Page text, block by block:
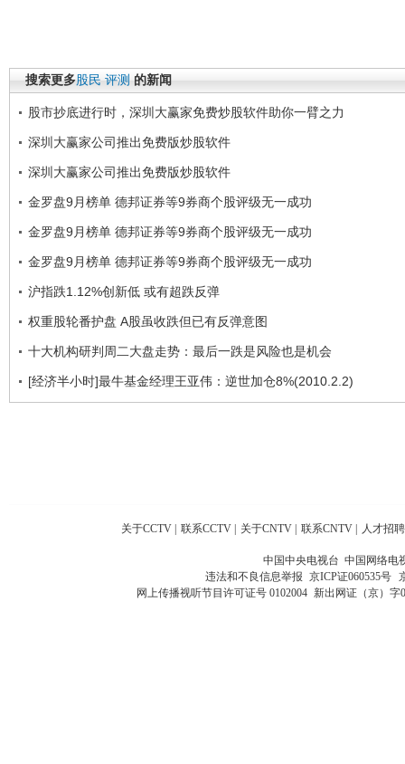
搜索更多股民 评测 的新闻
股市抄底进行时，深圳大赢家免费炒股软件助你一臂之力
深圳大赢家公司推出免费版炒股软件
深圳大赢家公司推出免费版炒股软件
金罗盘9月榜单 德邦证券等9券商个股评级无一成功
金罗盘9月榜单 德邦证券等9券商个股评级无一成功
金罗盘9月榜单 德邦证券等9券商个股评级无一成功
沪指跌1.12%创新低 或有超跌反弹
权重股轮番护盘 A股虽收跌但已有反弹意图
十大机构研判周二大盘走势：最后一跌是风险也是机会
[经济半小时]最牛基金经理王亚伟：逆世加仓8%(2010.2.2)
关于CCTV 联系CCTV 关于CNTV 联系CNTV 人才招聘
中国中央电视台 中国网络电
违法和不良信息举报 京ICP证060535号
网上传播视听节目许可证号 0102004 新出网证（京）